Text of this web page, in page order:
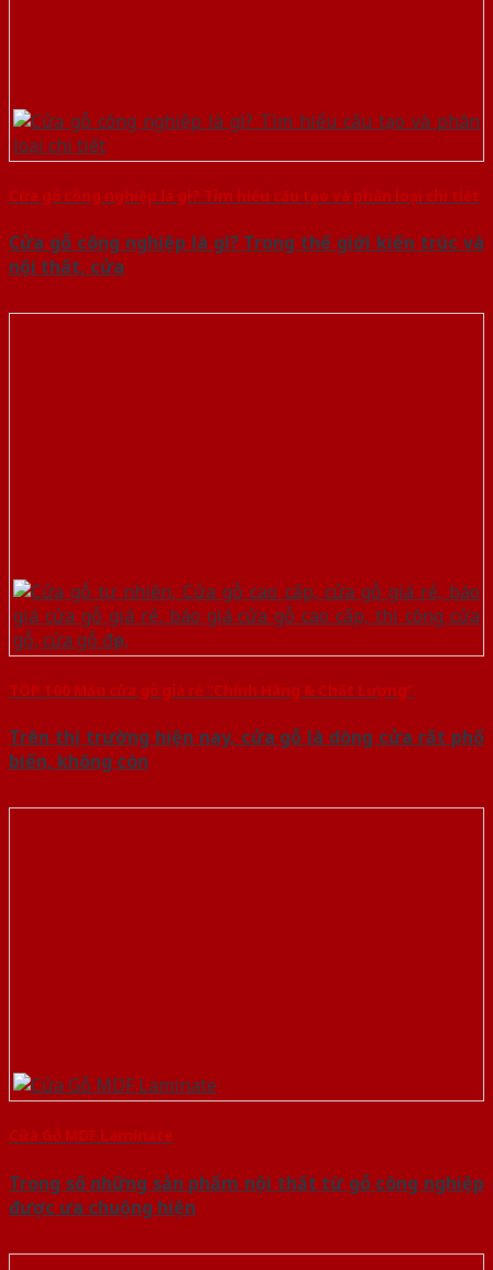
Cửa gỗ công nghiệp là gì? Tìm hiểu cấu tạo và phân loại chi tiết
Cửa gỗ công nghiệp là gì? Trong thế giới kiến trúc và
nội thất, cửa
TOP 100 Mẫu cửa gỗ giá rẻ “Chính Hãng & Chất Lượng”
Trên thị trường hiện nay, cửa gỗ là dòng cửa rất phổ
biến, không còn
Cửa Gỗ MDF Laminate
Trong số những sản phẩm nội thất từ gỗ công nghiệp
được ưa chuộng hiện